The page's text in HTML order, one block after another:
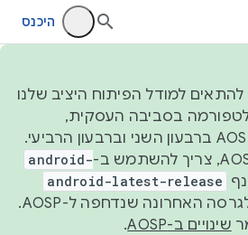
היכנס
2026, כדי להתאים למודל הפיתוח היציב שלנו
בסביבה העסקית,
נפרסם קוד מקור ב-AOSP ברבעון השני וברבעון הרביעי.
android-
android-latest-release
manifest תמיד יפנה לגרסה האחרונה שנדחפה ל-AOSP.
שינויים ב-AOSP .